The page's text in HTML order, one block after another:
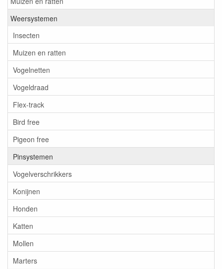
Weersystemen
Insecten
Muizen en ratten
Vogelnetten
Vogeldraad
Flex-track
Bird free
Pigeon free
Pinsystemen
Vogelverschrikkers
Konijnen
Honden
Katten
Mollen
Marters